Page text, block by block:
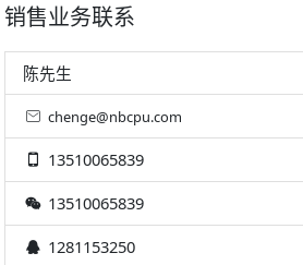
销售业务联系
陈先生
chenge@nbcpu.com
13510065839
13510065839
1281153250